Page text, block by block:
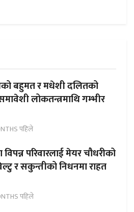
बहुमत र मधेशी दलितको
लोकतन्त्रमाथि गम्भीर
पहिले
परिवारलाई मेयर चौधरीको
र सकुन्तीको निधनमा राहत
पहिले